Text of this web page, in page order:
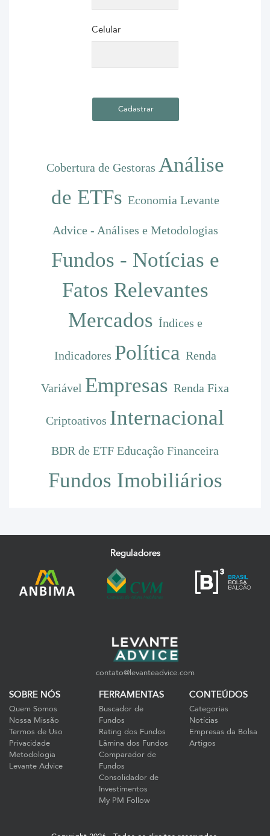
Celular
Cobertura de Gestoras Análise
de ETFs Economia Levante
Advice - Análises e Metodologias
Fundos - Notícias e
Fatos Relevantes
Mercados Índices e
Indicadores Política Renda
Variável Empresas Renda Fixa
Criptoativos Internacional
BDR de ETF Educação Financeira
Fundos Imobiliários
Reguladores
contato@levanteadvice.com
SOBRE NÓS
Quem Somos
Nossa Missão
Termos de Uso
Privacidade
Metodologia
Levante Advice
FERRAMENTAS
Buscador de
Fundos
Rating dos Fundos
Lâmina dos Fundos
Comparador de
Fundos
Consolidador de
Investimentos
My PM Follow
CONTEÚDOS
Categorias
Notícias
Empresas da Bolsa
Artigos